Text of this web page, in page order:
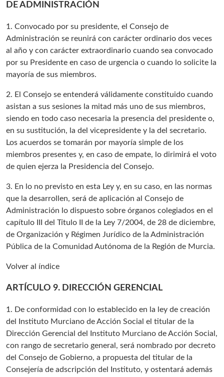
DE ADMINISTRACIÓN
1. Convocado por su presidente, el Consejo de
Administración se reunirá con carácter ordinario dos veces
al año y con carácter extraordinario cuando sea convocado
por su Presidente en caso de urgencia o cuando lo solicite la
mayoría de sus miembros.
2. El Consejo se entenderá válidamente constituido cuando
asistan a sus sesiones la mitad más uno de sus miembros,
siendo en todo caso necesaria la presencia del presidente o,
en su sustitución, la del vicepresidente y la del secretario.
Los acuerdos se tomarán por mayoría simple de los
miembros presentes y, en caso de empate, lo dirimirá el voto
de quien ejerza la Presidencia del Consejo.
3. En lo no previsto en esta Ley y, en su caso, en las normas
que la desarrollen, será de aplicación al Consejo de
Administración lo dispuesto sobre órganos colegiados en el
capítulo III del Título II de la Ley 7/2004, de 28 de diciembre,
de Organización y Régimen Jurídico de la Administración
Pública de la Comunidad Autónoma de la Región de Murcia.
Volver al índice
ARTÍCULO 9. DIRECCIÓN GERENCIAL
1. De conformidad con lo establecido en la ley de creación
del Instituto Murciano de Acción Social el titular de la
Dirección Gerencial del Instituto Murciano de Acción Social,
con rango de secretario general, será nombrado por decreto
del Consejo de Gobierno, a propuesta del titular de la
Consejería de adscripción del Instituto, y ostentará además